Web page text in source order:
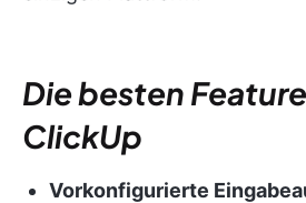
Die besten
ClickUp
Vorkonfigurierte